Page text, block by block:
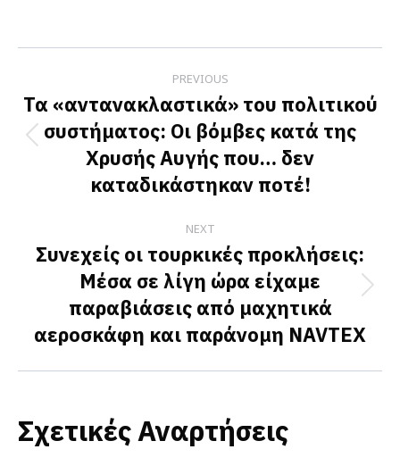
Facebook
X
LinkedIn
navigation
PREVIOUS
Previous
post:
Τα «αντανακλαστικά» του πολιτικού
συστήματος: Οι βόμβες κατά της
Χρυσής Αυγής που… δεν
καταδικάστηκαν ποτέ!
NEXT
Next
post:
Συνεχείς οι τουρκικές προκλήσεις:
Μέσα σε λίγη ώρα είχαμε
παραβιάσεις από μαχητικά
αεροσκάφη και παράνομη NAVTEX
Σχετικές Αναρτήσεις